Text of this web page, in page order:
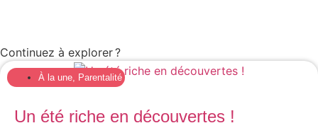
Continuez à explorer ?
À la une, Parentalité
Un été riche en découvertes !